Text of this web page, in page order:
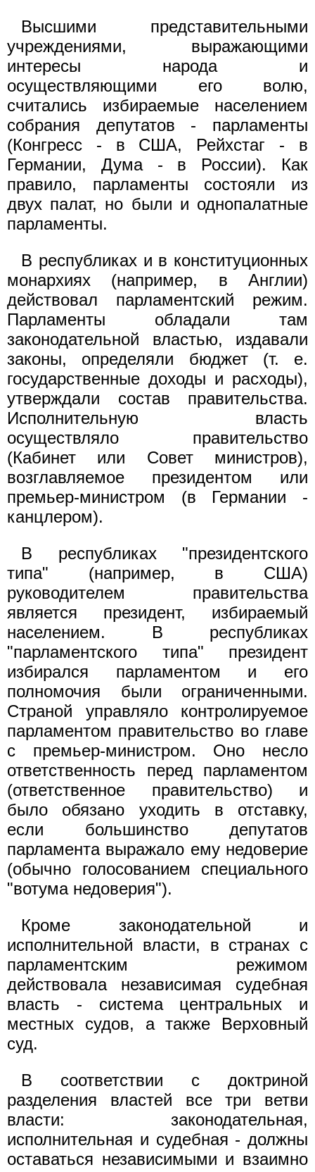
Высшими представительными
учреждениями, выражающими
интересы народа и
осуществляющими его волю,
считались избираемые населением
собрания депутатов - парламенты
(Конгресс - в США, Рейхстаг - в
Германии, Дума - в России). Как
правило, парламенты состояли из
двух палат, но были и однопалатные
парламенты.
В республиках и в конституционных
монархиях (например, в Англии)
действовал парламентский режим.
Парламенты обладали там
законодательной властью, издавали
законы, определяли бюджет (т. е.
государственные доходы и расходы),
утверждали состав правительства.
Исполнительную власть
осуществляло правительство
(Кабинет или Совет министров),
возглавляемое президентом или
премьер-министром (в Германии -
канцлером).
В республиках "президентского
типа" (например, в США)
руководителем правительства
является президент, избираемый
населением. В республиках
"парламентского типа" президент
избирался парламентом и его
полномочия были ограниченными.
Страной управляло контролируемое
парламентом правительство во главе
с премьер-министром. Оно несло
ответственность перед парламентом
(ответственное правительство) и
было обязано уходить в отставку,
если большинство депутатов
парламента выражало ему недоверие
(обычно голосованием специального
"вотума недоверия").
Кроме законодательной и
исполнительной власти, в странах с
парламентским режимом
действовала независимая судебная
власть - система центральных и
местных судов, а также Верховный
суд.
В соответствии с доктриной
разделения властей все три ветви
власти: законодательная,
исполнительная и судебная - должны
оставаться независимыми и взаимно